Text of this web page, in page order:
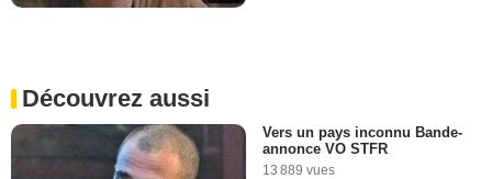
Découvrez aussi
Vers un pays inconnu Bande-
annonce VO STFR
13 889 vues